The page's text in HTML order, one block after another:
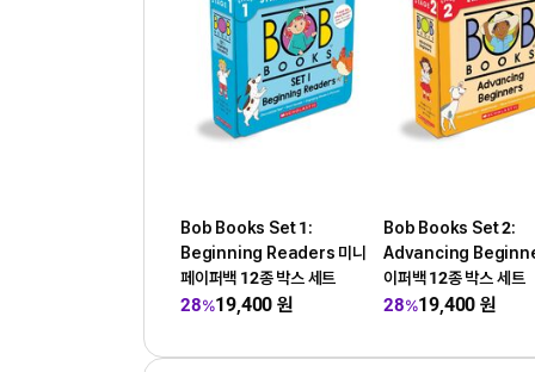
Bob Books Set 1:
Beginning Readers 미니
페이퍼백 12종 박스 세트
28%19,400원
Bob Books Set 2:
Advancing
이퍼백 12종 박스 세트
28%19,400원